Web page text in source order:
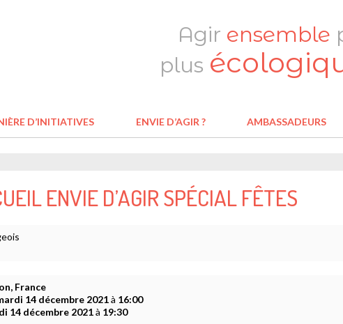
Agir ensemble
plus
D’INITIATIVES ENVIE D’AGIR ? AMBASSADEURS
ENVIE D’AGIR SPÉCIAL FÊTES
France
14 décembre 2021à 16:00
14 décembre 2021à 19:30